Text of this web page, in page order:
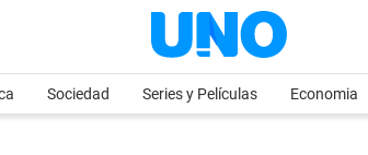
Sociedad Series y Películas Economia